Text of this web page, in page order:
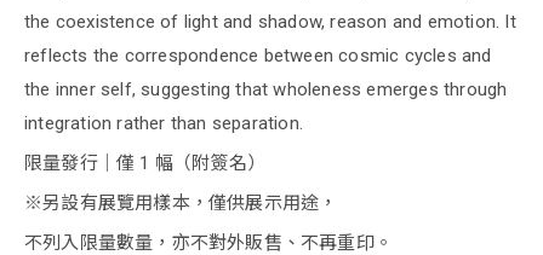
the coexistence of light and shadow, reason and emotion. It
reflects the correspondence between cosmic cycles and
the inner self, suggesting that wholeness emerges through
integration rather than separation.
限量發行｜僅 1 幅（附簽名）
※另設有展覽用樣本，僅供展示用途，
不列入限量數量，亦不對外販售、不再重印。